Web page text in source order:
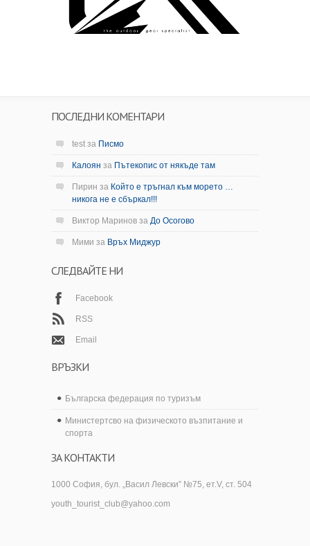
ПОСЛЕДНИ КОМЕНТАРИ
test за Писмо
Калоян за Пътекопис от някъде там
Пирин за Който е тръгнал към морето …
никога не е сбъркал!!!
Виктор Маринов за До Осогово
Мими за Връх Миджур
СЛЕДВАЙТЕ НИ
Facebook
RSS
Email
ВРЪЗКИ
Българска федерация по туризъм
Министертсво на физическото възпитание и
спорта
ЗА КОНТАКТИ
1000 София, бул. „Васил Левски” №75, ет.V, ст. 504
youth_tourist_club@yahoo.com